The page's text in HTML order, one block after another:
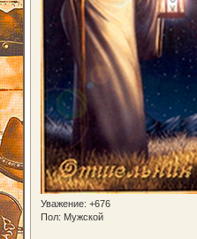
Уважение: +676
Пол: Мужской